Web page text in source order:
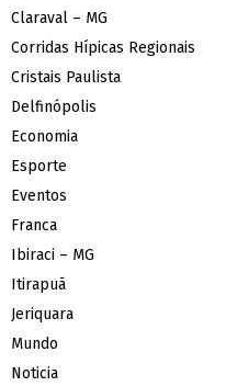
Claraval – MG
Corridas Hípicas Regionais
Cristais Paulista
Delfinópolis
Economia
Esporte
Eventos
Franca
Ibiraci – MG
Itirapuã
Jeriquara
Mundo
Noticia